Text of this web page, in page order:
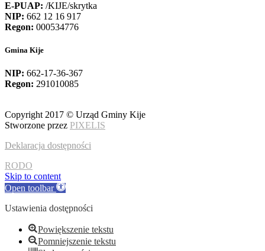
E-PUAP: /KIJE/skrytka
NIP: 662 12 16 917
Regon: 000534776
Gmina Kije
NIP: 662-17-36-367
Regon: 291010085
Copyright 2017 © Urząd Gminy Kije
Stworzone przez PIXELIS
Deklaracja dostępności
RODO
Skip to content
Open toolbar
Ustawienia dostępności
Powiększenie tekstu
Pomniejszenie tekstu